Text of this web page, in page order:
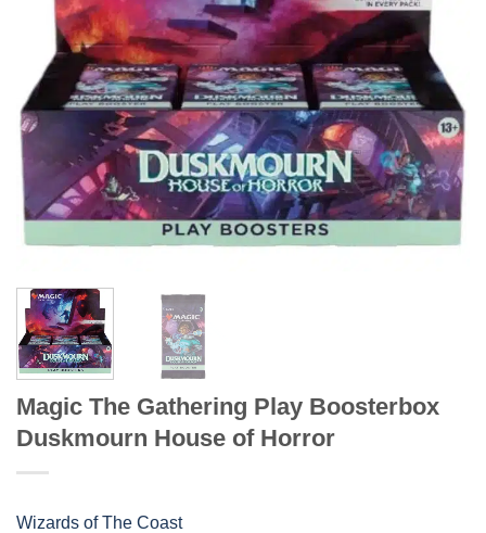
Magic The Gathering Play Boosterbox
Duskmourn House of Horror
Wizards of The Coast